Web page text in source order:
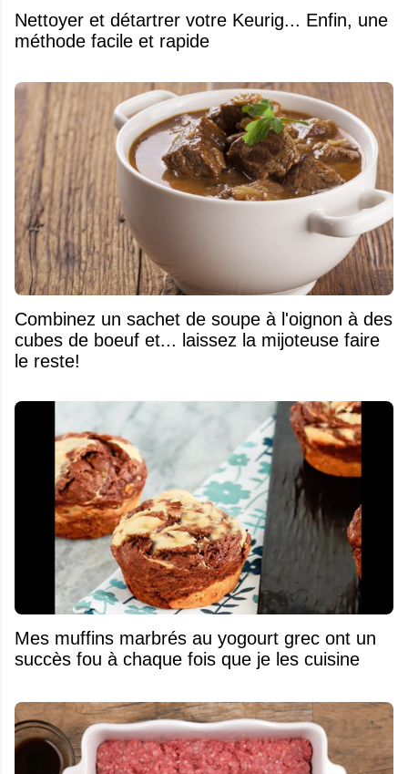
Nettoyer et détartrer votre Keurig... Enfin, une
méthode facile et rapide
Combinez un sachet de soupe à l'oignon à des
cubes de boeuf et... laissez la mijoteuse faire
le reste!
Mes muffins marbrés au yogourt grec ont un
succès fou à chaque fois que je les cuisine